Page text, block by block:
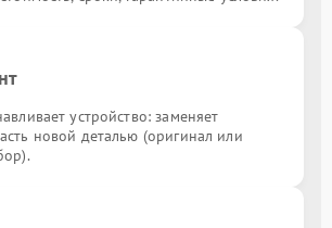
устройство: заменяет
новой деталью (оригинал или